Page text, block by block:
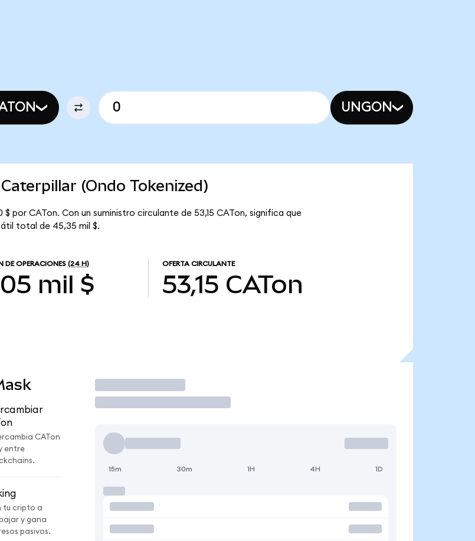
UNGON
(Ondo Tokenized)
por CATon. Con un suministro circulante de 53,15 CATon, significa que
total de 45,35 mil $.
DE OPERACIONES (24 H)
mil $
OFERTA CIRCULANTE
53,15 CATon
CATon
entre
tu cripto a
y gana
pasivos.
Operar
15m 30m 1H 4H 1D